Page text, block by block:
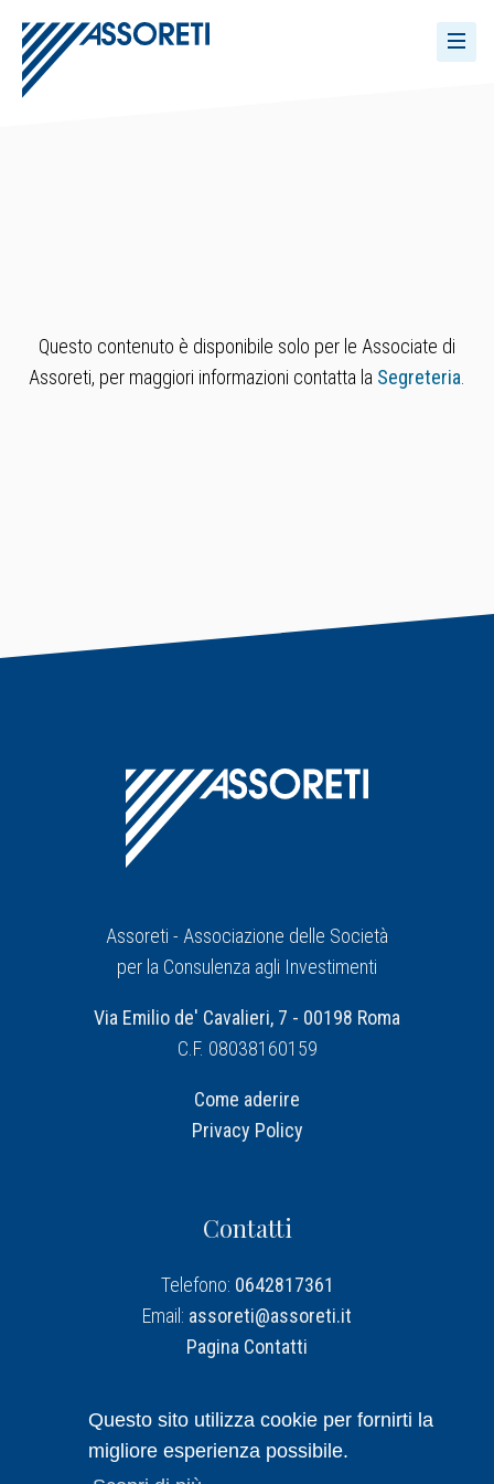
Questo sito utilizza cookie per fornirti la
migliore esperienza possibile.
Questo contenuto è disponibile solo per le Associate di
Assoreti, per maggiori informazioni contatta la Segreteria
Assoreti - Associazione delle Società
per la Consulenza agli Investimenti
Via Emilio de' Cavalieri, 7 - 00198 Roma
C.F. 08038160159
Come aderire
Privacy Policy
Contatti
Telefono: 0642817361
Email: assoreti@assoreti.it
Pagina Contatti